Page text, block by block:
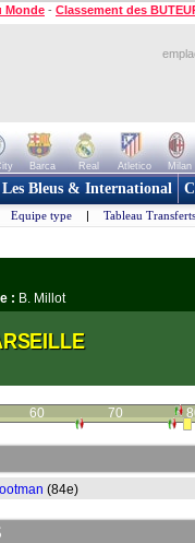
Monde - Classement des
Barca Real Atletico Milan
Les Bleus & International
Equipe type | Tableau Transferts
: B. Millot
60 70
(84e)